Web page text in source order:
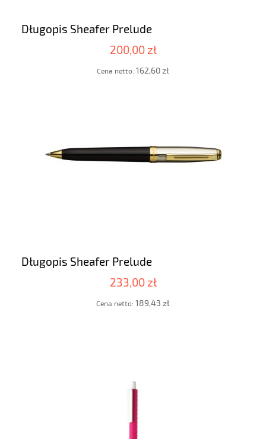
Długopis Sheafer Prelude
200,00 zł
Cena netto: 162,60 zł
Długopis Sheafer Prelude
233,00 zł
Cena netto: 189,43 zł